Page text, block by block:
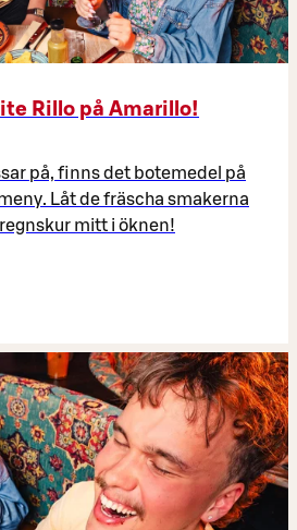
Rillo på Amarillo!
på, finns det botemedel på
Låt de fräscha smakerna
mitt i öknen!